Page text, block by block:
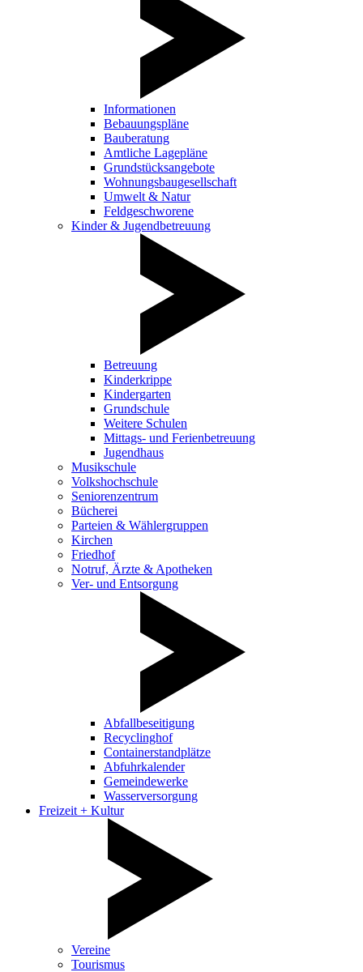
Informationen
Bebauungspläne
Bauberatung
Amtliche Lagepläne
Grundstücksangebote
Wohnungsbaugesellschaft
Umwelt & Natur
Feldgeschworene
Kinder & Jugendbetreuung
Betreuung
Kinderkrippe
Kindergarten
Grundschule
Weitere Schulen
Mittags- und Ferienbetreuung
Jugendhaus
Musikschule
Volkshochschule
Seniorenzentrum
Bücherei
Parteien & Wählergruppen
Kirchen
Friedhof
Notruf, Ärzte & Apotheken
Ver- und Entsorgung
Abfallbeseitigung
Recyclinghof
Containerstandplätze
Abfuhrkalender
Gemeindewerke
Wasserversorgung
Freizeit + Kultur
Vereine
Tourismus